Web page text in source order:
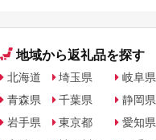
地域から返礼品を探す
北海道
青森県
岩手県
埼玉県
千葉県
東京都
岐阜県
静岡県
愛知県